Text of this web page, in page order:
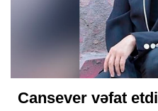
Cansever vəfat etdi